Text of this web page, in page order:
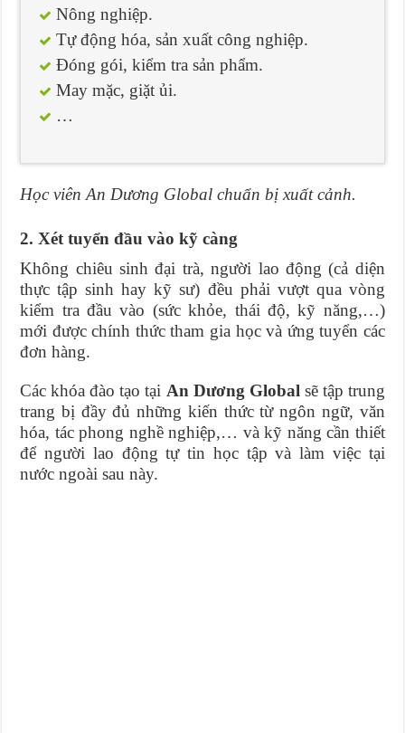
Nông nghiệp.
Tự động hóa, sản xuất công nghiệp.
Đóng gói, kiểm tra sản phẩm.
May mặc, giặt ủi.
…
Học viên An Dương Global chuẩn bị xuất cảnh.
2. Xét tuyển đầu vào kỹ càng
Không chiêu sinh đại trà, người lao động (cả diện
thực tập sinh hay kỹ sư) đều phải vượt qua vòng
kiểm tra đầu vào (sức khỏe, thái độ, kỹ năng,…)
mới được chính thức tham gia học và ứng tuyển các
đơn hàng.
Các khóa đào tạo tại An Dương Global sẽ tập trung
trang bị đầy đủ những kiến thức từ ngôn ngữ, văn
hóa, tác phong nghề nghiệp,… và kỹ năng cần thiết
để người lao động tự tin học tập và làm việc tại
nước ngoài sau này.